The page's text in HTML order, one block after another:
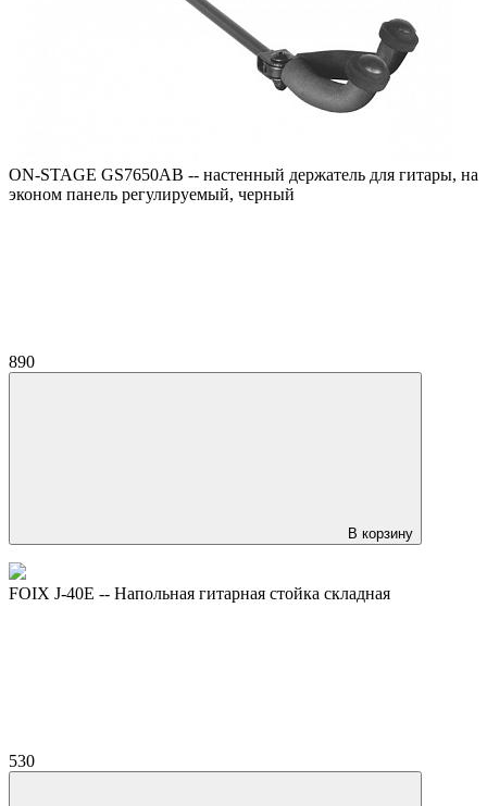
ON-STAGE GS7650AB -- настенный держатель для гитары, на
эконом панель регулируемый, черный
890
В корзину
FOIX J-40E -- Напольная гитарная стойка складная
530